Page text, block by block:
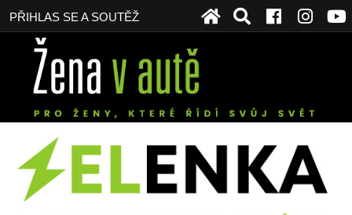
PŘIHLAS SE A SOUTĚŽ